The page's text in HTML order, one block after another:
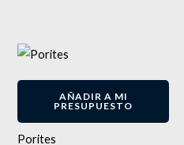
AÑADIR A MI
PRESUPUESTO
Porites